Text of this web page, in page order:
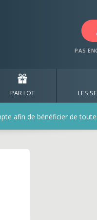
kiehls
PAS
PAR LOT LES
afin de bénéficier de